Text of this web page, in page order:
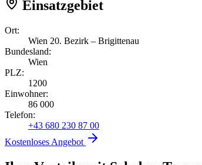
Einsatzgebiet
Ort:
Wien 20. Bezirk – Brigittenau
Bundesland:
Wien
PLZ:
1200
Einwohner:
86 000
Telefon:
+43 680 230 87 00
Kostenloses Angebot